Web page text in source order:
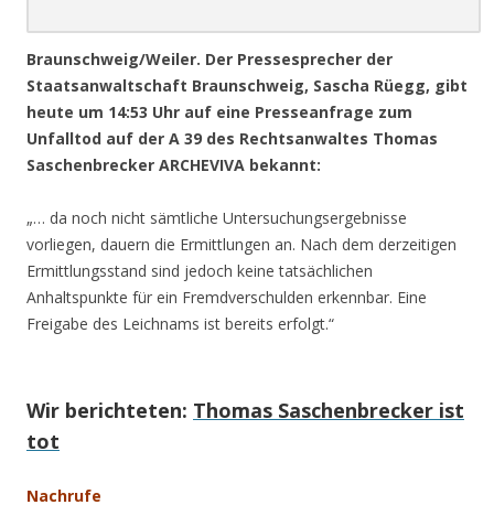
Braunschweig/Weiler. Der Pressesprecher der
Staatsanwaltschaft Braunschweig, Sascha Rüegg, gibt
heute um 14:53 Uhr auf eine Presseanfrage zum
Unfalltod auf der A 39 des Rechtsanwaltes Thomas
Saschenbrecker ARCHEVIVA bekannt:
„… da noch nicht sämtliche Untersuchungsergebnisse
vorliegen, dauern die Ermittlungen an. Nach dem derzeitigen
Ermittlungsstand sind jedoch keine tatsächlichen
Anhaltspunkte für ein Fremdverschulden erkennbar. Eine
Freigabe des Leichnams ist bereits erfolgt.“
Wir berichteten: Thomas Saschenbrecker ist
tot
Nachrufe